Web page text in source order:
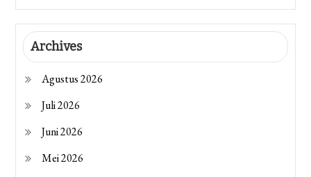
Archives
Agustus 2026
Juli 2026
Juni 2026
Mei 2026